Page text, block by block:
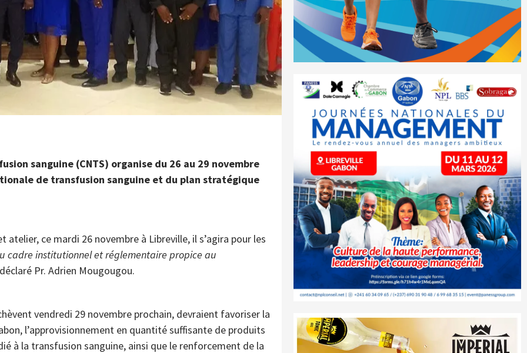
sanguine (CNTS) organise du 26 au 29 novembre
de transfusion sanguine et du plan stratégique
ce mardi 26 novembre à Libreville, il s’agira pour les
cadre institutionnel et réglementaire propice au
Pr. Adrien Mougougou.
vendredi 29 novembre prochain, devraient favoriser la
l’approvisionnement en quantité suffisante de produits
à la transfusion sanguine, ainsi que le renforcement de la